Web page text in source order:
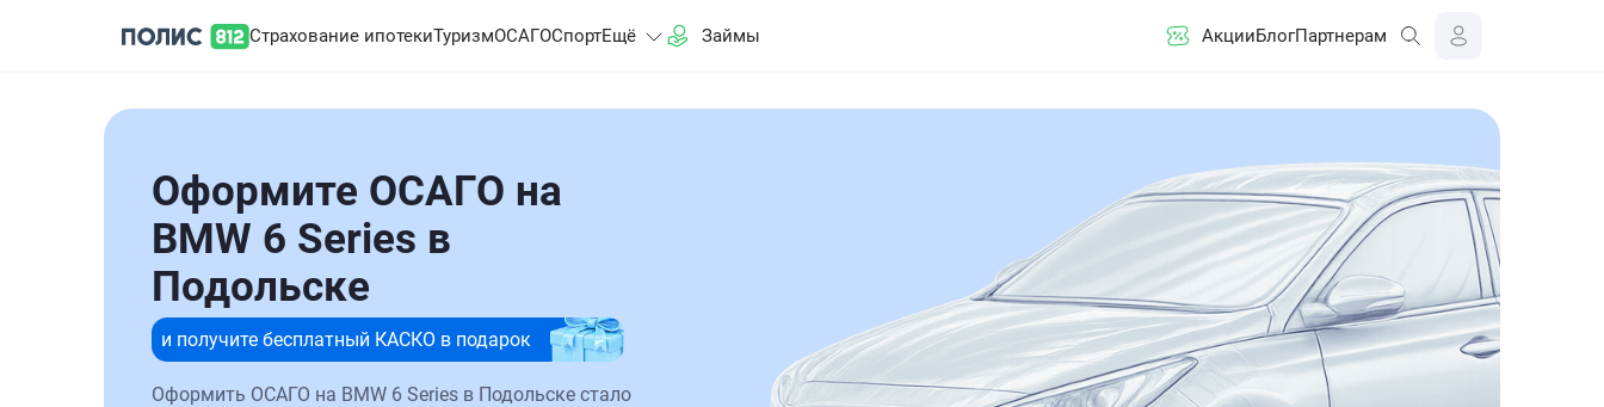
Страхование ипотекиТуризмОСАГОСпортЕщё Займы АкцииБлогПартнерам
Оформите ОСАГО на
BMW 6 Series в
Подольске
и получите бесплатный КАСКО в подарок
Оформить ОСАГО на BMW 6 Series в Подольске стало